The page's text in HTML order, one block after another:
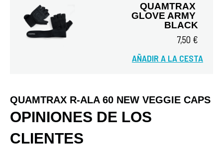
QUAMTRAX
GLOVE ARMY
BLACK
7,50 €
AÑADIR A LA CESTA
QUAMTRAX R-ALA 60 NEW VEGGIE CAPS
OPINIONES DE LOS
CLIENTES